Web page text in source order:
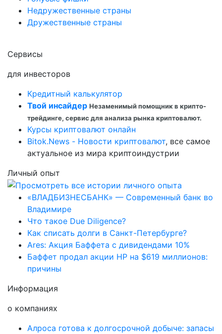
Недружественные страны
Дружественные страны
Сервисы
для инвесторов
Кредитный калькулятор
Твой инсайдер Незаменимый помощник в крипто-
трейдинге, сервис для анализа рынка криптовалют.
Курсы криптовалют онлайн
Bitok.News - Новости криптовалют, все самое
актуальное из мира криптоиндустрии
Личный опыт
«ВЛАДБИЗНЕСБАНК» — Современный банк во
Владимире
Что такое Due Diligence?
Как списать долги в Санкт-Петербурге?
Ares: Акция Баффета с дивидендами 10%
Баффет продал акции HP на $619 миллионов:
причины
Информация
о компаниях
Алроса готова к долгосрочной добыче: запасы